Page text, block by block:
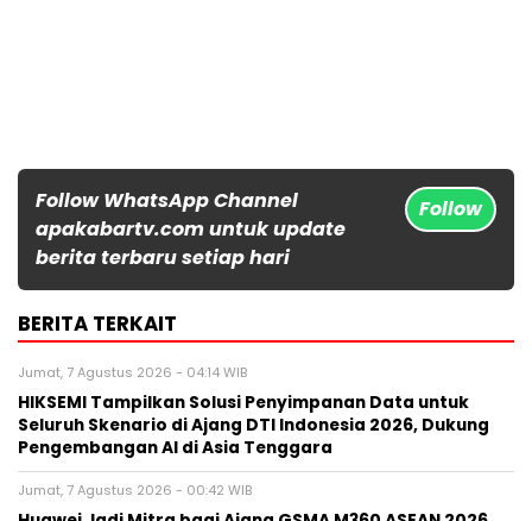
Follow WhatsApp Channel
apakabartv.com untuk update
berita terbaru setiap hari
Follow
BERITA TERKAIT
Jumat, 7 Agustus 2026 - 04:14 WIB
HIKSEMI Tampilkan Solusi Penyimpanan Data untuk
Seluruh Skenario di Ajang DTI Indonesia 2026, Dukung
Pengembangan AI di Asia Tenggara
Jumat, 7 Agustus 2026 - 00:42 WIB